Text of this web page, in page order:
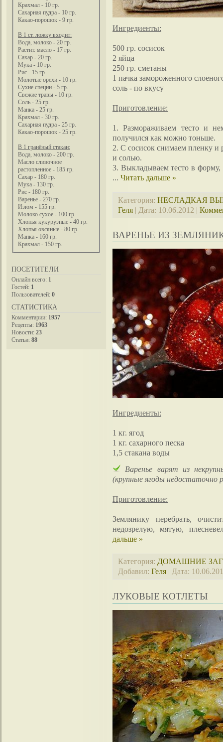
Крахмал - 10 гр.
Сахарная пудра - 10 гр.
Какао-порошок - 9 гр.
В 1 ст. ложку входит:
Вода, молоко - 20 гр.
Растит. масло - 17 гр.
Сахар - 20 гр.
Мука - 10 гр.
Рис - 15 гр.
Молотые орехи - 10 гр.
Сухие специи - 5 гр.
Свежие травы - 10 гр.
Соль - 25 гр.
Манка - 25 гр.
Крахмал - 30 гр.
Сахарная пудра - 25 гр.
Какао-порошок - 25 гр.
В 1 гранёный стакан:
Вода, молоко - 200 гр.
Масло сливочное
растопленное - 185 гр.
Сахар - 180 гр.
Мука - 130 гр.
Рис - 180 гр.
Варенье - 270 гр.
Изюм - 155 гр.
Молоко сухое - 100 гр.
Хлопья кукурузные - 40 гр.
Хлопья овсяные - 80 гр.
Манка - 160 гр.
Крахмал - 150 гр.
ПОСЕТИТЕЛИ
Онлайн всего: 1
Гостей: 1
Пользователей: 0
СТАТИСТИКА
Комментарии: 1957
Рецепты: 1963
Новости: 23
Статьи: 88
Ингредиенты:
500 гр. сосисок
2 яйца
250 гр. сметаны
1 пачка замороженного
соль - по вкусу
Приготовление:
1. Размораживаем тесто и
получился как можно тоньше.
2. С сосисок снимаем пленку
и солью.
3. Выкладываем тесто в
... Читать дальше »
Категория: НЕСЛАДКАЯ
Геля | Дата: 10.06.2012 |
ВАРЕНЬЕ ИЗ
Ингредиенты:
1 кг. ягод
1 кг. сахарного песка
1,5 стакана воды
Варенье варят из
(крупные ягоды недостаточно
Приготовление:
Землянику перебрать,
недозрелую, мятую,
дальше »
Категория: ДОМАШНИЕ
Добавил: Геля | Дата:
ЛУКОВЫЕ КОТЛЕТЫ